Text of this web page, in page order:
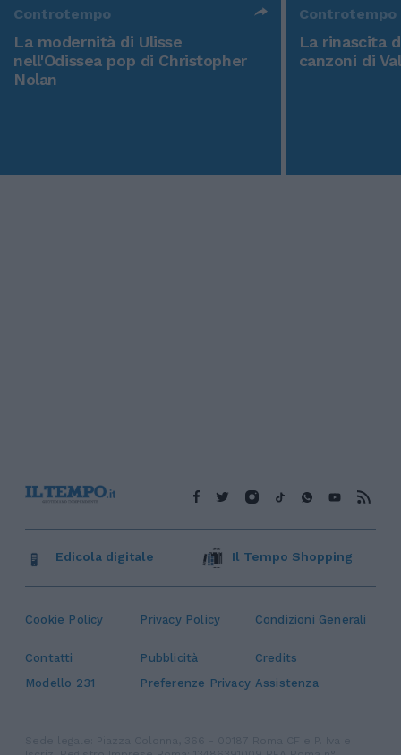
Controtempo
La modernità di Ulisse
nell'Odissea pop di Christopher
Nolan
Controtempo
La rinascita
canzoni di
Cookie Policy Privacy Policy Condizioni Generali
Contatti Pubblicità
Credits
Modello 231
Preferenze Privacy Assistenza
Edicola digitale Il Tempo Shopping